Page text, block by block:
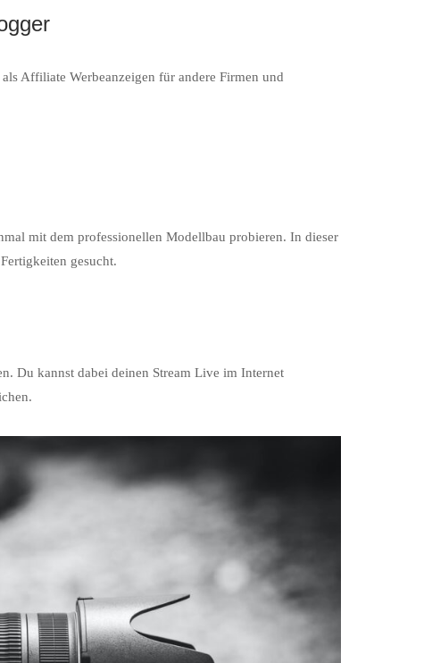
Affiliate Werbeanzeigen für andere Firmen und
mit dem professionellen Modellbau probieren. In dieser
gesucht.
Du kannst dabei deinen Stream Live im Internet